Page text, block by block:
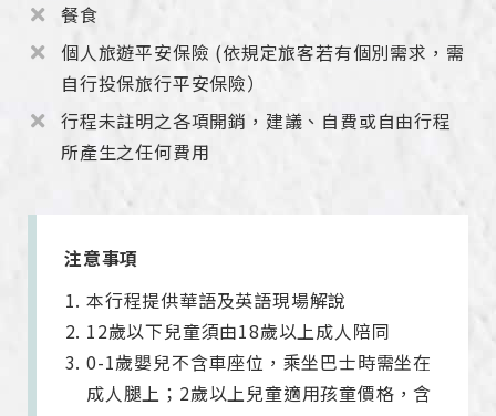
餐食
個人旅遊平安保險 (依規定旅客若有個別需求，需
自行投保旅行平安保險）
行程未註明之各項開銷，建議、自費或自由行程
所產生之任何費用
注意事項
本行程提供華語及英語現場解說
12歲以下兒童須由18歲以上成人陪同
0-1歲嬰兒不含車座位，乘坐巴士時需坐在
成人腿上；2歲以上兒童適用孩童價格，含